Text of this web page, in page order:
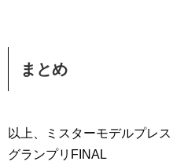
まとめ
以上、ミスターモデルプレス
グランプリFINAL